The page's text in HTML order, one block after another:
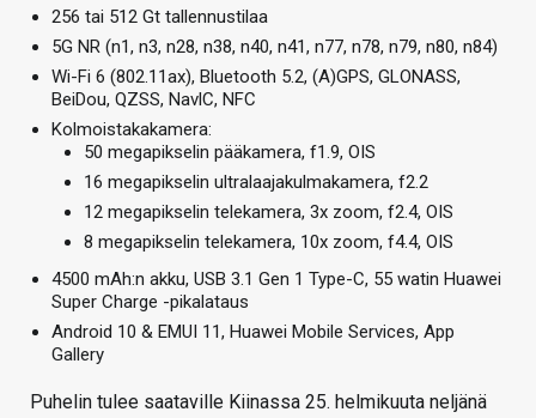
256 tai 512 Gt tallennustilaa
5G NR (n1, n3, n28, n38, n40, n41, n77, n78, n79, n80, n84)
Wi-Fi 6 (802.11ax), Bluetooth 5.2, (A)GPS, GLONASS,
BeiDou, QZSS, NavlC, NFC
Kolmoistakakamera:
50 megapikselin pääkamera, f1.9, OIS
16 megapikselin ultralaajakulmakamera, f2.2
12 megapikselin telekamera, 3x zoom, f2.4, OIS
8 megapikselin telekamera, 10x zoom, f4.4, OIS
4500 mAh:n akku, USB 3.1 Gen 1 Type-C, 55 watin Huawei
Super Charge -pikalataus
Android 10 & EMUI 11, Huawei Mobile Services, App
Gallery
Puhelin tulee saataville Kiinassa 25. helmikuuta neljänä